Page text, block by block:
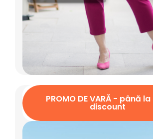
PROMO DE VARĂ - până la
discount